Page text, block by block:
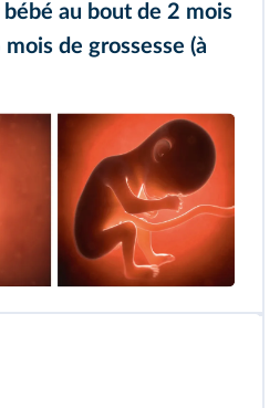
bébé au bout de 2 mois
de grossesse (à